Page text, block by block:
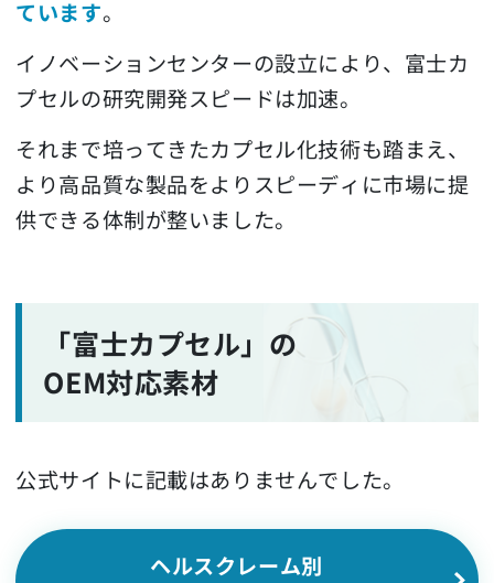
ています。
イノベーションセンターの設立により、富士カ
プセルの研究開発スピードは加速。
それまで培ってきたカプセル化技術も踏まえ、
より高品質な製品をよりスピーディに市場に提
供できる体制が整いました。
「富士カプセル」の
OEM対応素材
公式サイトに記載はありませんでした。
ヘルスクレーム別